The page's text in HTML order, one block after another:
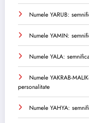
Numele YARUB:
Numele YAMIN:
Numele YALA:
Numele YAKRAB-
personalitate
Numele YAHYA: